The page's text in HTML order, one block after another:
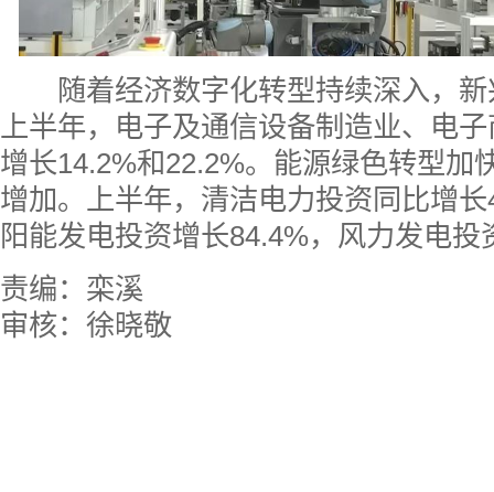
随着经济数字化转型持续深入，新
上半年，电子及通信设备制造业、电
增长14.2%和22.2%。能源绿色转型加
增加。上半年，清洁电力投资同比增
阳能发电投资增长84.4%，风力发电投
责编：栾溪
审核：徐晓敬